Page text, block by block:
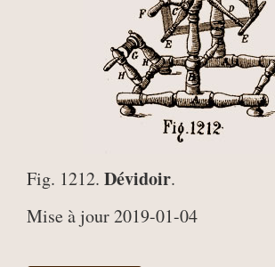
Fig. 1212. Dévidoir.
Mise à jour 2019-01-04